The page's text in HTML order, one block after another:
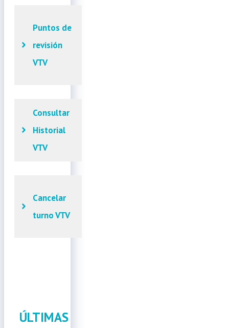
Puntos de
revisión
VTV
Consultar
Historial
VTV
Cancelar
turno VTV
ÚLTIMAS